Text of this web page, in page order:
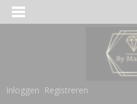
Inloggen Registreren